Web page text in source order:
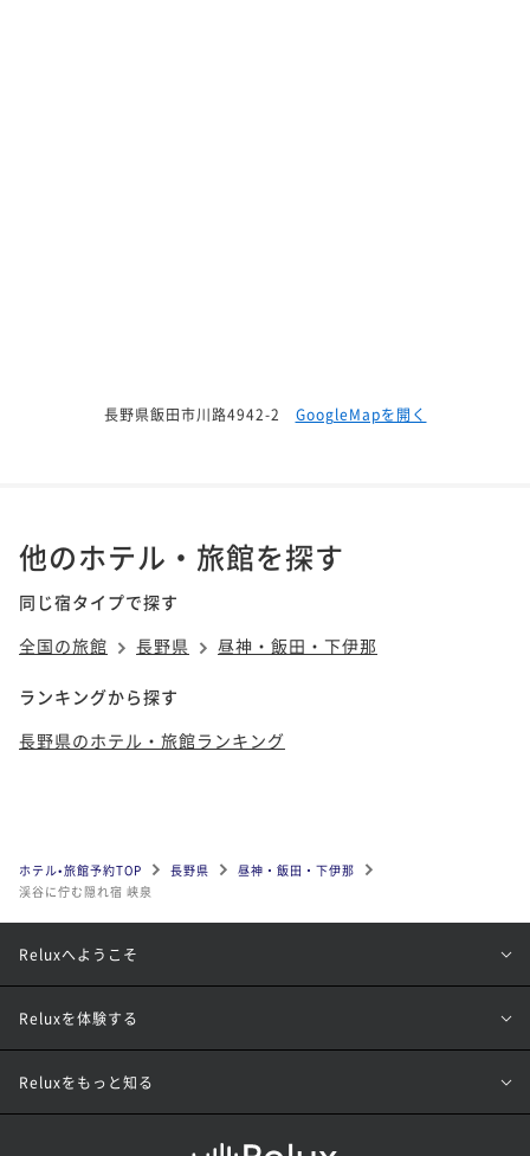
長野県飯田市川路4942-2 GoogleMapを開く
他のホテル・旅館を探す
同じ宿タイプで探す
全国の旅館
長野県 昼神・飯田・下伊那
ランキングから探す
長野県のホテル・旅館ランキング
ホテル•旅館予約TOP 長野県
昼神・飯田・下伊那
渓谷に佇む隠れ宿 峡泉
Reluxへようこそ
Reluxを体験する
Reluxをもっと知る